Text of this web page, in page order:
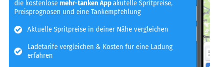
die kostenlosemehr-tanken Appakutelle Spritpreise,
Preisprognosen und eine Tankempfehlung
Aktuelle Spritpreise in deiner Nähe vergleichen
Ladetarife vergleichen & Kosten für eine Ladung
erfahren